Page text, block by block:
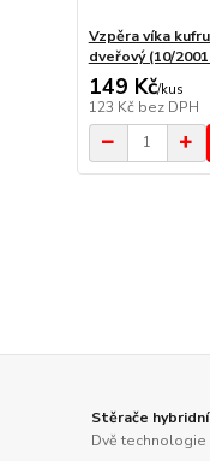
Vzpěra víka
dveřový (10/
149 Kč/kus
123 Kč bez DPH
Stěrače hybridní
Dvě